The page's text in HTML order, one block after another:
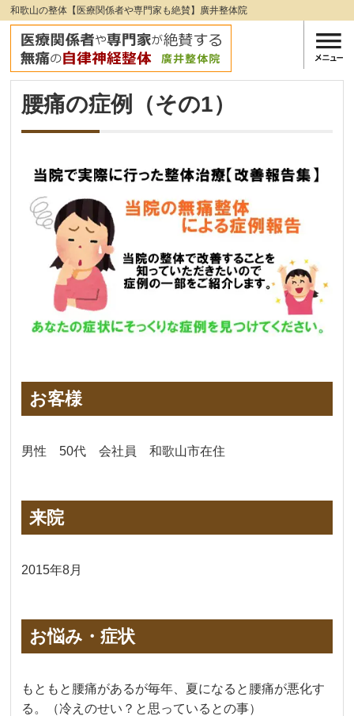
和歌山の整体【医療関係者や専門家も絶賛】廣井整体院
腰痛の症例（その1）
お客様
男性 50代 会社員 和歌山市在住
来院
2015年8月
お悩み・症状
もともと腰痛があるが毎年、夏になると腰痛が悪化す
る。（冷えのせい？と思っているとの事）